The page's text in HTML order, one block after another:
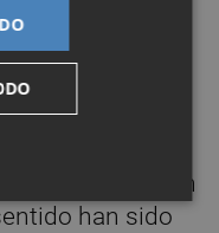
4,66% de la
5,44% de la
del País
tratadas con
han sido